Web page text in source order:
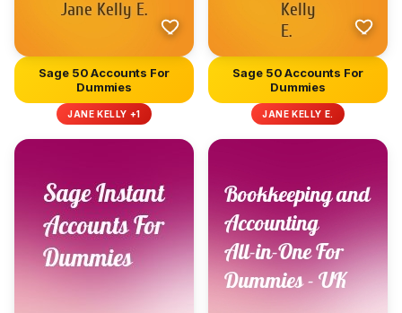
Sage 50 Accounts For
Dummies
JANE KELLY +1
Sage 50 Accounts For
Dummies
JANE KELLY E.